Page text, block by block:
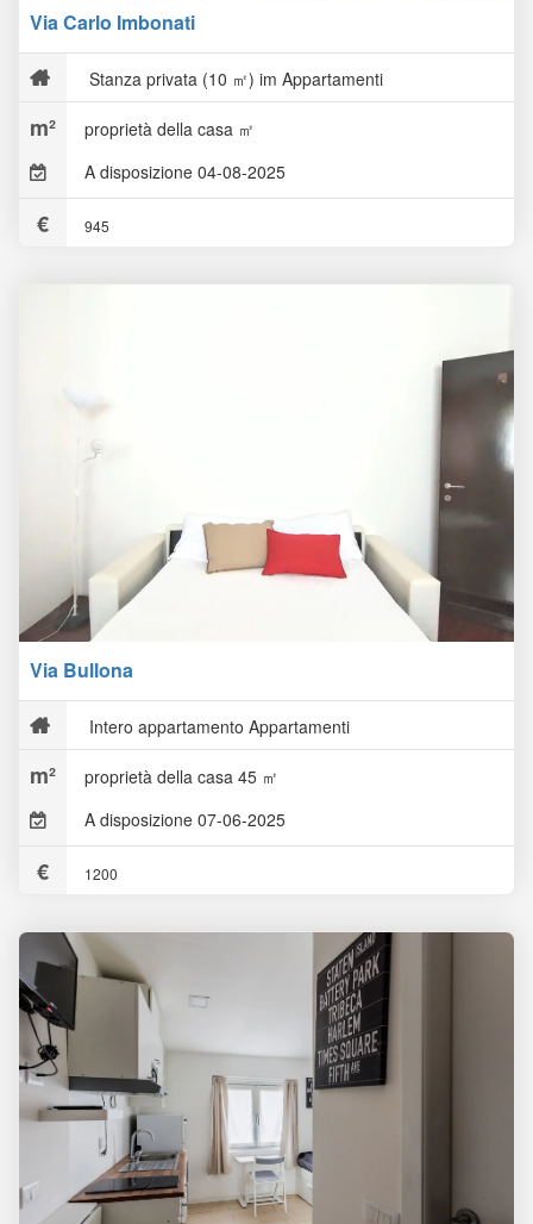
Via Carlo Imbonati
Stanza privata (10 ㎡) im Appartamenti
proprietà della casa ㎡
A disposizione 04-08-2025
945
Via Bullona
Intero appartamento Appartamenti
proprietà della casa 45 ㎡
A disposizione 07-06-2025
1200